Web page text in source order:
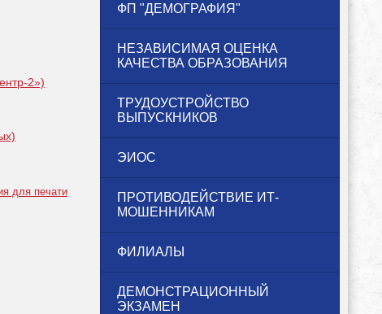
2»)
для печати
ФП "ДЕМОГРАФИЯ"
НЕЗАВИСИМАЯ ОЦЕНКА
КАЧЕСТВА ОБРАЗОВАНИЯ
ТРУДОУСТРОЙСТВО
ВЫПУСКНИКОВ
ЭИОС
ПРОТИВОДЕЙСТВИЕ ИТ-
МОШЕННИКАМ
ФИЛИАЛЫ
ДЕМОНСТРАЦИОННЫЙ
ЭКЗАМЕН